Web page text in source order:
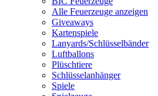
Alle Feuerzeuge anzeigen
Giveaways
Kartenspiele
Lanyards/Schlüsselbänder
Luftballons
Plüschtiere
Schlüsselanhänger
Spiele